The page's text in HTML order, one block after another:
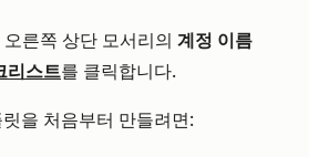
른쪽 상단 모서리의 계정 이름
리스트를 클릭합니다.
릿을 처음부터 만들려면: